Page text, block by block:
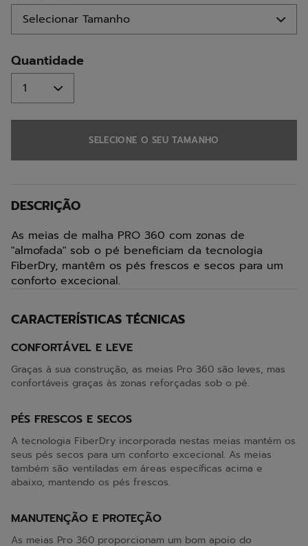
Quantidade
SELECIONE O SEU TAMANHO
DESCRIÇÃO
As meias de malha PRO 360 com zonas de
"almofada" sob o pé beneficiam da tecnologia
FiberDry, mantêm os pés frescos e secos para um
conforto excecional.
CARACTERÍSTICAS TÉCNICAS
CONFORTÁVEL E LEVE
Graças à sua construção, as meias Pro 360 são leves, mas
confortáveis graças às zonas reforçadas sob o pé.
PÉS FRESCOS E SECOS
A tecnologia FiberDry incorporada nestas meias mantém os
seus pés secos para um conforto excecional. As meias
também são ventiladas em áreas específicas acima e
abaixo, mantendo os pés frescos.
MANUTENÇÃO E PROTEÇÃO
As meias Pro 360 proporcionam um bom apoio do